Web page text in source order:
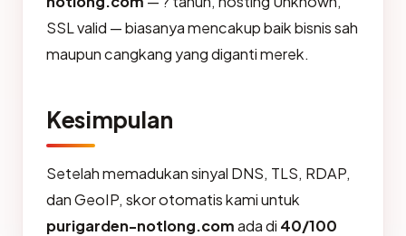
SSL valid — biasanya mencakup baik bisnis sah
maupun cangkang yang diganti merek.
Kesimpulan
Setelah memadukan sinyal DNS, TLS, RDAP,
dan GeoIP, skor otomatis kami untuk
purigarden-notlong.comada di 40/100